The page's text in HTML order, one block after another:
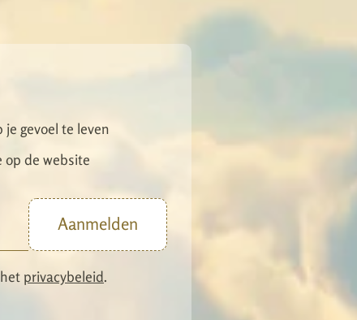
je gevoel te leven
op de website
Aanmelden
privacybeleid.